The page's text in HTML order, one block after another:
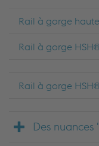
Rail à gorge
Rail à gorge
Rail à gorge
Des